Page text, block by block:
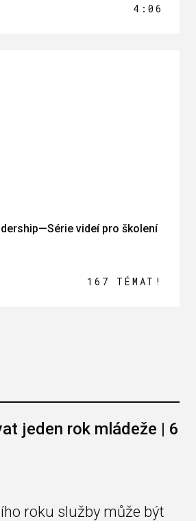
4:06
videí pro školení
167 TÉMAT!
jeden rok mládeže | 6
roku služby může být